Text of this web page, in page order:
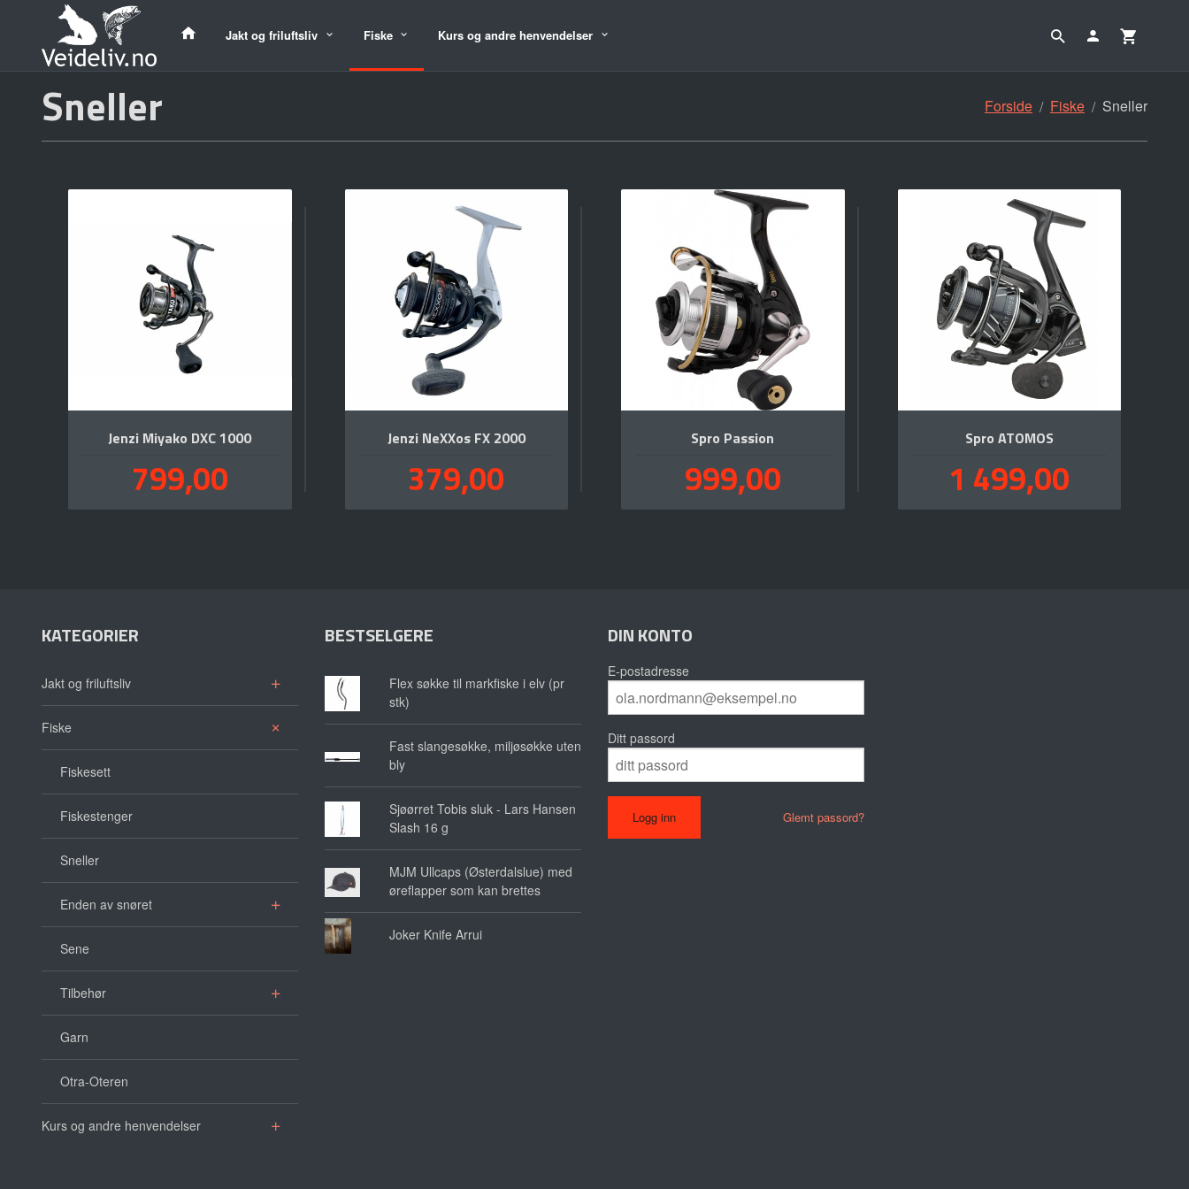
innholdet
Jakt og friluftsliv Fiske Kurs og andre henvendelser
Forside Fiske Sneller
Sneller
Jenzi Miyako DXC 1000
Pris
799,00mva.
Jenzi NeXXos FX 2000
Pris
379,00
Spro Passion
Pris
999,00mva.
Spro ATOMOS
Pris
1 499,00
KATEGORIER
Jakt og friluftsliv
Fiske
Fiskesett
Fiskestenger
Sneller
Enden av snøret
Sene
Tilbehør
Garn
Otra-Oteren
Kurs og andre henvendelser
BESTSELGERE
Flex søkke til markfiske i elv (pr
stk)
Fast slangesøkke, miljøsøkke uten
bly
Sjøørret Tobis sluk - Lars Hansen
Slash 16 g
MJM Ullcaps (Østerdalslue) med
øreflapper som kan brettes
Joker Knife Arrui
DIN KONTO
E-postadresse
Ditt passord
Glemt passord?